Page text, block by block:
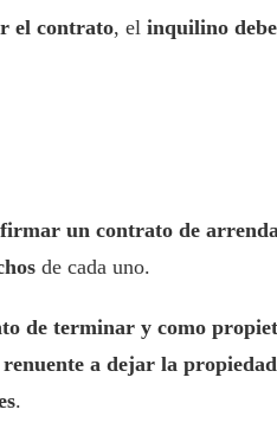
el contrato, el inquilino
firmar un contrato de
de cada uno.
de terminar y como
a dejar la propiedad
.